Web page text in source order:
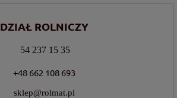
DZIAŁ ROLNICZY
54 237 15 35
+48 662 108 693
sklep@rolmat.pl